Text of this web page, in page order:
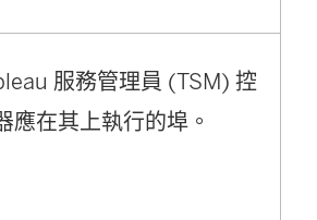
服務管理員 (TSM) 控
應在其上執行的埠。